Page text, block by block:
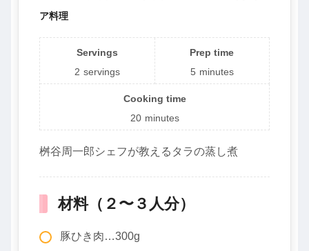
ア料理
Servings
2 servings
Prep time
5 minutes
Cooking time
20 minutes
桝谷周一郎シェフが教えるタラの蒸し煮
材料（２〜３人分）
豚ひき肉…300g